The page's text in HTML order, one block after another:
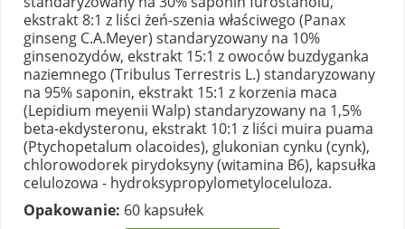
ekstrakt 8:1 z liści żeń-szenia właściwego (Panax
ginseng C.A.Meyer) standaryzowany na 10%
ginsenozydów, ekstrakt 15:1 z owoców buzdyganka
naziemnego (Tribulus Terrestris L.) standaryzowany
na 95% saponin, ekstrakt 15:1 z korzenia maca
(Lepidium meyenii Walp) standaryzowany na 1,5%
beta-ekdysteronu, ekstrakt 10:1 z liści muira puama
(Ptychopetalum olacoides), glukonian cynku (cynk),
chlorowodorek pirydoksyny (witamina B6), kapsułka
celulozowa - hydroksypropylometyloceluloza.
Opakowanie: 60 kapsułek